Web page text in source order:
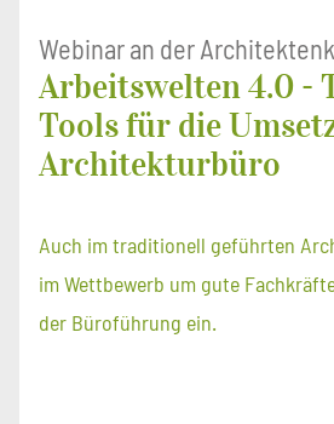
Webinar an der
Arbeitswelten 4.0 -
Tools für die
Architekturbüro
Auch im traditionell geführten
im Wettbewerb um gute
der Büroführung ein.